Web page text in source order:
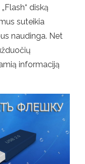
diską
suteikia
naudinga. Net
informaciją